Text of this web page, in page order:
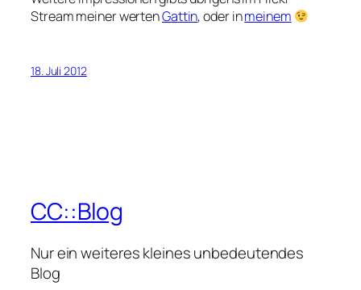
Stream meiner wertenGattin, oder inmeinem
18. Juli 2012
CC::Blog
Nur ein weiteres kleines unbedeutendes
Blog